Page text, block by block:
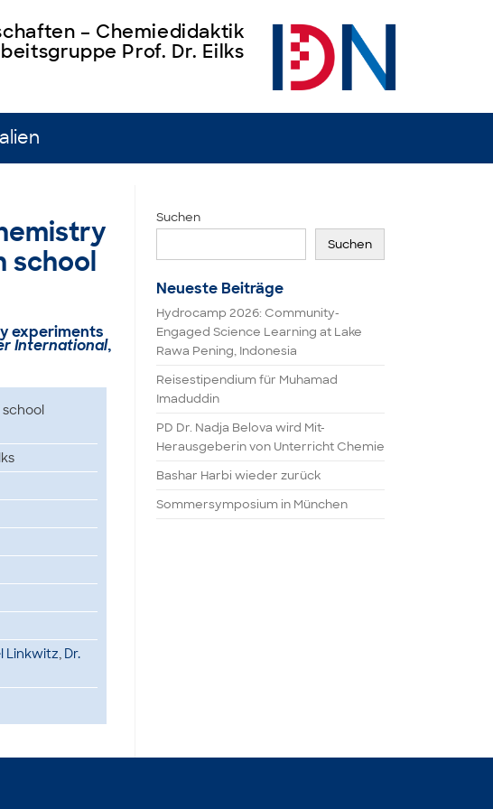
– Chemiedidaktik
Prof. Dr. Eilks
school
experiments
International,
Linkwitz, Dr.
Suchen
Suchen
Neueste Beiträge
Hydrocamp 2026: Community-
Engaged Science Learning at Lake
Rawa Pening, Indonesia
Reisestipendium für Muhamad
Imaduddin
PD Dr. Nadja Belova wird Mit-
Herausgeberin von Unterricht Chemie
Bashar Harbi wieder zurück
Sommersymposium in München